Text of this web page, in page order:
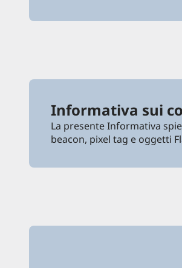
Informativa sui
La presente Informativa
beacon, pixel tag e oggetti